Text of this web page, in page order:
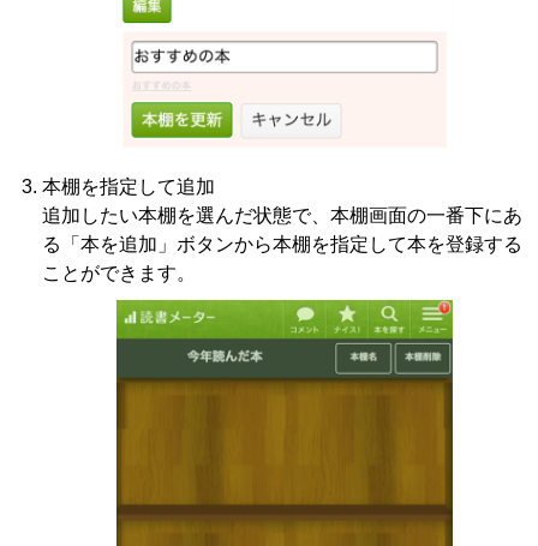
本棚を指定して追加
追加したい本棚を選んだ状態で、本棚画面の一番下にあ
る「本を追加」ボタンから本棚を指定して本を登録する
ことができます。